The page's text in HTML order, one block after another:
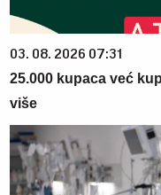
03. 08. 2026 07:31
25.000 kupaca već
više